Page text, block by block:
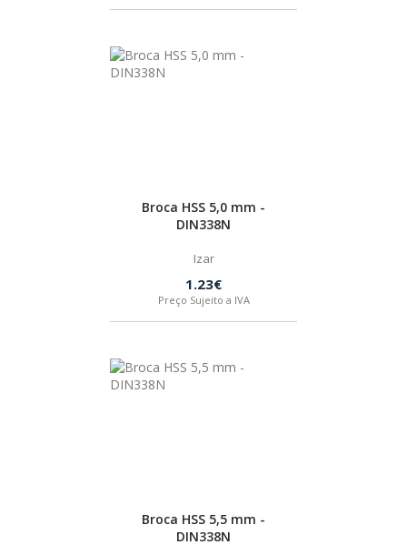
Broca HSS 5,0 mm -
DIN338N
Izar
1.23€
Preço Sujeito a IVA
Broca HSS 5,5 mm -
DIN338N